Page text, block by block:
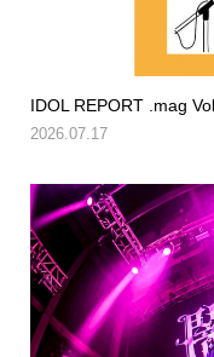
IDOL REPORT .mag
2026.07.17